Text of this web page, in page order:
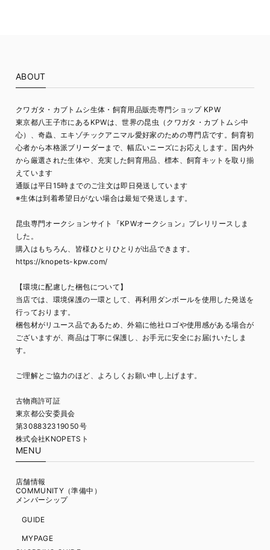
ABOUT
クワガタ・カブトムシ生体・飼育用品販売専門ショップ KPW
東京都八王子市にあるKPWは、世界の昆虫（クワガタ・カブトムシ中
心）、奇蟲、エキゾチックアニマル愛好家のための専門店です。飼育初
心者から本格派ブリーダーまで、幅広いニーズにお応えします。国内外
から厳選された生体や、充実した飼育用品、標本、飼育キットを取り揃
えています
通販は平日15時までのご注文は即日発送しています
※生体は到着希望日がない場合は最短で発送します。
昆虫専門オークションサイト『KPWオークション』プレリリースしま
した。
購入はもちろん、皆様ひとりひとりが出品できます。
https://knopets-kpw.com/
【環境に配慮した梱包について】
当店では、環境保護の一環として、再利用ダンボールを使用した発送を
行っております。
梱包材がリユース品であるため、外箱に他社ロゴや使用感がある場合が
ございますが、商品は丁寧に保護し、お手元に安全にお届けいたしま
す。
ご理解とご協力のほど、よろしくお願い申し上げます。
古物商許可証
東京都公安委員会
第308832319050号
株式会社KNOPETSト
MENU
店舗情報
COMMUNITY（準備中）
メンバーシップ
GUIDE
MYPAGE